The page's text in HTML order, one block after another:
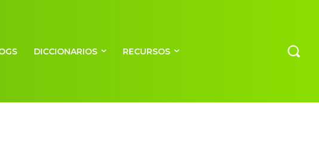
DICCIONARIOS RECURSOS